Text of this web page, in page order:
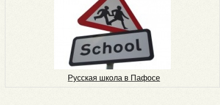
Русская школа в Пафосе